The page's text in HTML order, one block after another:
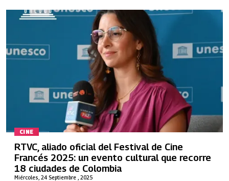
CINE
Miércoles, 24 Septiembre , 2025
RTVC, aliado oficial del Festival de Cine
Francés 2025: un evento cultural que recorre
18 ciudades de Colombia